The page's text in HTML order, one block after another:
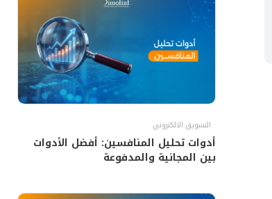
التسويق الالكترونى
أدوات تحليل المنافسين: أفضل الأدوات
بين المجانية والمدفوعة